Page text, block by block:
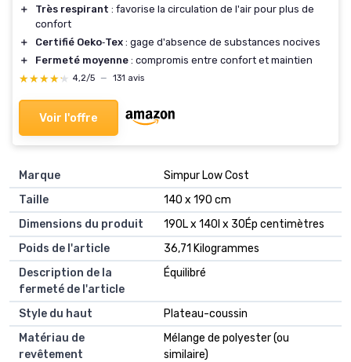
＋
Très respirant : favorise la circulation de l'air pour plus de
confort
＋
Certifié Oeko‑Tex : gage d'absence de substances nocives
＋
Fermeté moyenne : compromis entre confort et maintien
★★★★★
★★★★★ 4,2/5 — 131 avis
Voir l'offre
Marque
Simpur Low Cost
Taille
140 x 190 cm
Dimensions du produit
190L x 140l x 30Ép centimètres
Poids de l'article
36,71 Kilogrammes
Description de la
fermeté de l'article
Équilibré
Style du haut
Plateau-coussin
Matériau de
revêtement
Mélange de polyester (ou
similaire)